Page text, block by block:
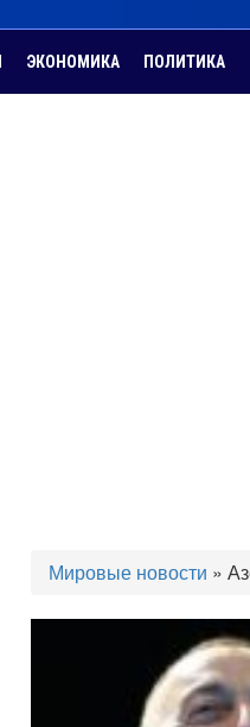
ЭКОНОМИКА ПОЛИТИКА
Мировые новости »